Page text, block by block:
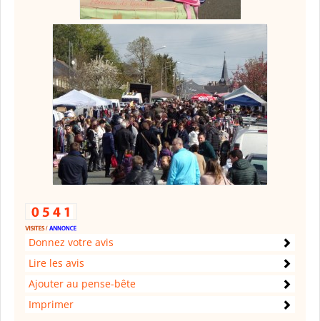
Donnez votre avis
Lire les avis
Ajouter au pense-bête
Imprimer